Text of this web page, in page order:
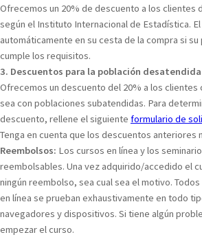
Ofrecemos un 20% de descuento a los clientes
según el Instituto Internacional de Estadística.
automáticamente en su cesta de la compra si
cumple los requisitos.
3. Descuentos para la población desatendida
Ofrecemos un descuento del 20% a los clientes
sea con poblaciones subatendidas. Para
descuento, rellene el siguiente formulario de
Tenga en cuenta que los descuentos anteriores
Reembolsos: Los cursos en línea y los
reembolsables. Una vez adquirido/accedido el
ningún reembolso, sea cual sea el motivo.
en línea se prueban exhaustivamente en todo
navegadores y dispositivos. Si tiene algún
empezar el curso.